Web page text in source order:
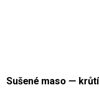
Sušené maso — krůtí